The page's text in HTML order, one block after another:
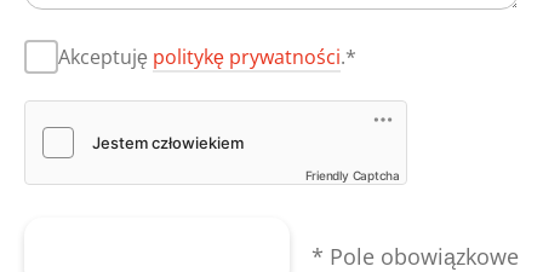
Akceptuję politykę prywatności.*
Friendly Captcha
* Pole obowiązkowe